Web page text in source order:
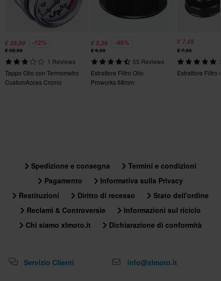
€ 28,99 -12%
€ 32,99
1 Reviews
Tappo Olio con Termometro
CustomAcces Cromo
€ 5,39 -46%
€ 9,99
55 Reviews
Estrattore Filtro Olio
Proworks 68mm
€ 7,49
€ 7,99
Estrattore Filtro
Spedizione e consegna
Termini e condizioni
Pagamento
Informativa sulla Privacy
Restituzioni
Diritto di recesso
Stato dell'ordine
Reclami & Controversie
Informazioni sul riciclo
Chi siamo xlmoto.it
Dichiarazione di conformità
Servizio Clienti info@xlmoto.it